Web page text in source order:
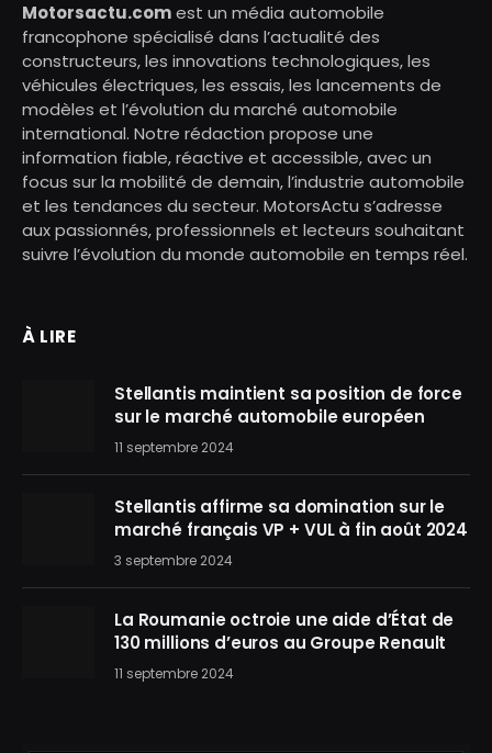
Motorsactu.comest un média automobile
francophone spécialisé dans l’actualité des
constructeurs, les innovations technologiques, les
véhicules électriques, les essais, les lancements de
modèles et l’évolution du marché automobile
international. Notre rédaction propose une
information fiable, réactive et accessible, avec un
focus sur la mobilité de demain, l’industrie automobile
et les tendances du secteur. MotorsActu s’adresse
aux passionnés, professionnels et lecteurs souhaitant
suivre l’évolution du monde automobile en temps réel.
À LIRE
Stellantis maintient sa position de force
sur le marché automobile européen
11 septembre 2024
Stellantis affirme sa domination sur le
marché français VP + VUL à fin août 2024
3 septembre 2024
La Roumanie octroie une aide d’État de
130 millions d’euros au Groupe Renault
11 septembre 2024